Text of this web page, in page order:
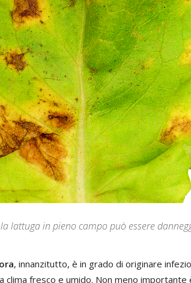
lattuga in pieno campo può essere
, innanzitutto, è in grado di originare
clima fresco e umido. Non meno importante